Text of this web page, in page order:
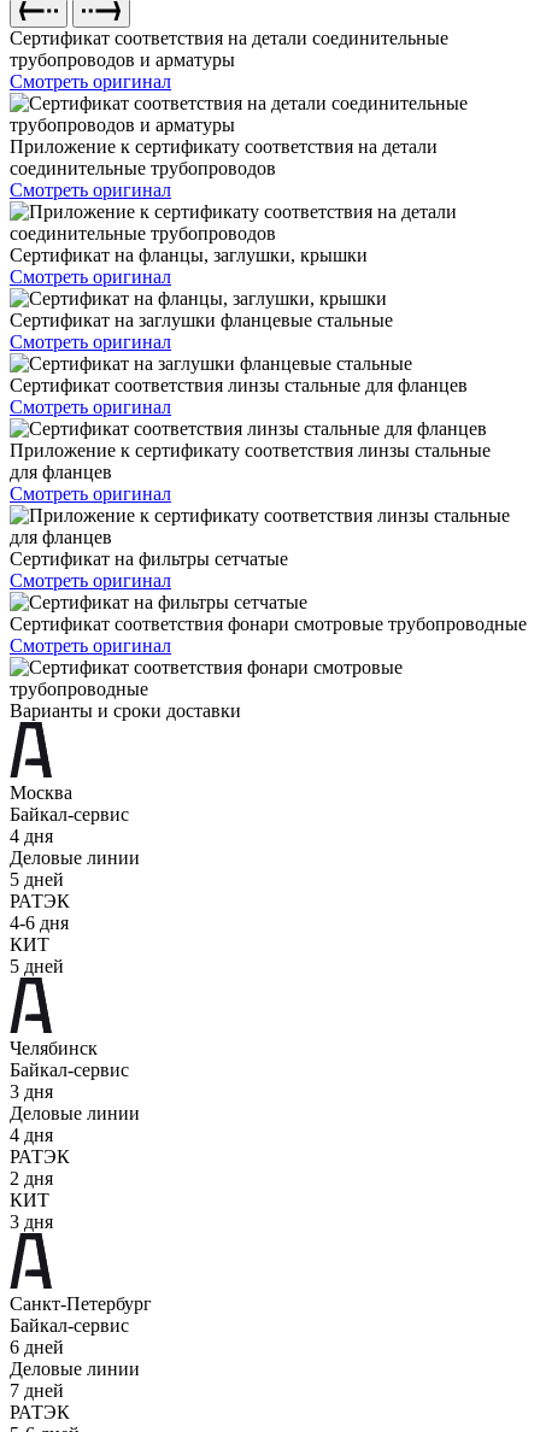
Сертификат соответствия на детали соединительные
трубопроводов и арматуры
Смотреть оригинал
Приложение к сертификату соответствия на детали
соединительные трубопроводов
Смотреть оригинал
Сертификат на фланцы, заглушки, крышки
Смотреть оригинал
Сертификат на заглушки фланцевые стальные
Смотреть оригинал
Сертификат соответствия линзы стальные для фланцев
Смотреть оригинал
Приложение к сертификату соответствия линзы стальные
для фланцев
Смотреть оригинал
Сертификат на фильтры сетчатые
Смотреть оригинал
Сертификат соответствия фонари смотровые трубопроводные
Смотреть оригинал
Варианты и сроки доставки
Москва
Байкал-сервис
4 дня
Деловые линии
5 дней
РАТЭК
4-6 дня
КИТ
5 дней
Челябинск
Байкал-сервис
3 дня
Деловые линии
4 дня
РАТЭК
2 дня
КИТ
3 дня
Санкт-Петербург
Байкал-сервис
6 дней
Деловые линии
7 дней
РАТЭК